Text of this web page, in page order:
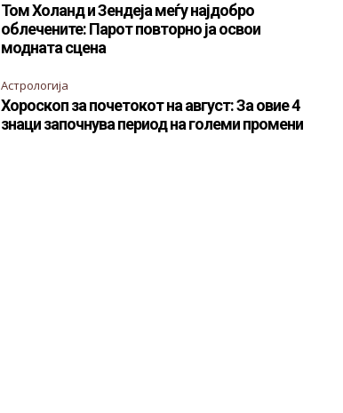
Том Холанд и Зендеја меѓу најдобро
облечените: Парот повторно ја освои
модната сцена
Астрологија
Хороскоп за почетокот на август: За овие 4
знаци започнува период на големи промени